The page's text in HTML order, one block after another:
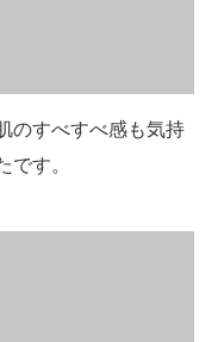
のすべすべ感も気持
です。